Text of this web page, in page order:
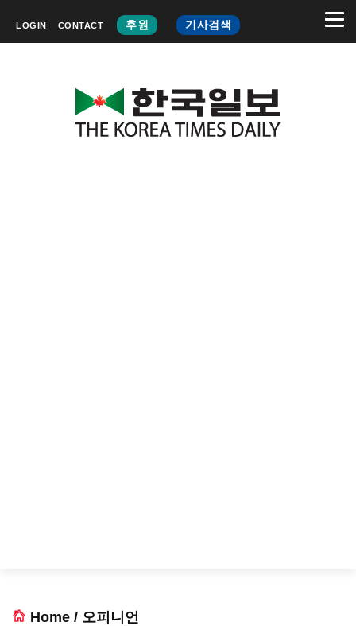
LOGIN CONTACT 후원 기사검색
Home / 오피니언